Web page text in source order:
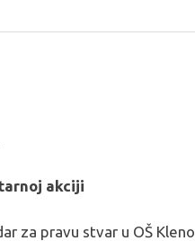
akciji
za pravu stvar u OŠ